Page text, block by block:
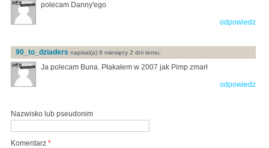
polecam Danny'ego
odpowiedz
90_to_dziaders napisal(a) 9 miesięcy 2 dni temu:
Ja polecam Buna. Płakałem w 2007 jak Pimp zmarł
odpowiedz
Nazwisko lub pseudonim
Komentarz *